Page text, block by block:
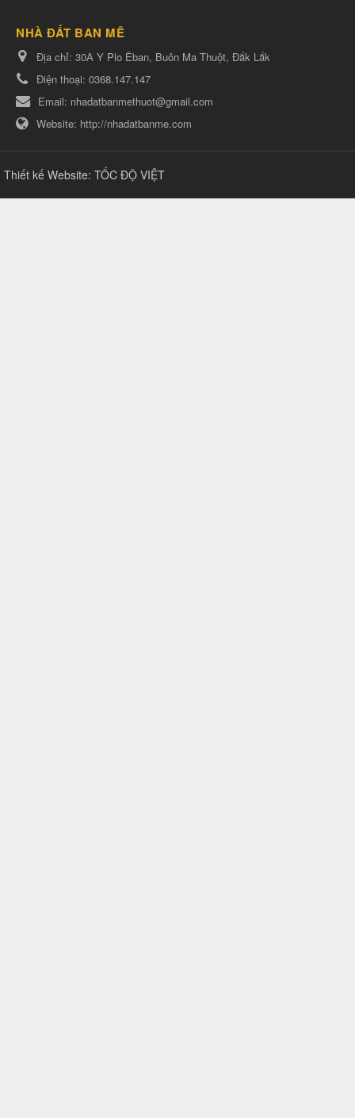
NHÀ ĐẤT BAN MÊ
Địa chỉ: 30A Y Plo Êban, Buôn Ma Thuột, Đắk Lắk
Điện thoại: 0368.147.147
Email: nhadatbanmethuot@gmail.com
Website: http://nhadatbanme.com
Thiết kế Website: TỐC ĐỘ VIỆT